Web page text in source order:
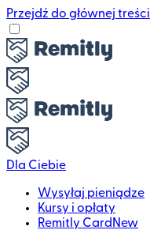
Przejdź do głównej treści
Dla Ciebie
Wysyłaj pieniądze
Kursy i opłaty
Remitly Card New